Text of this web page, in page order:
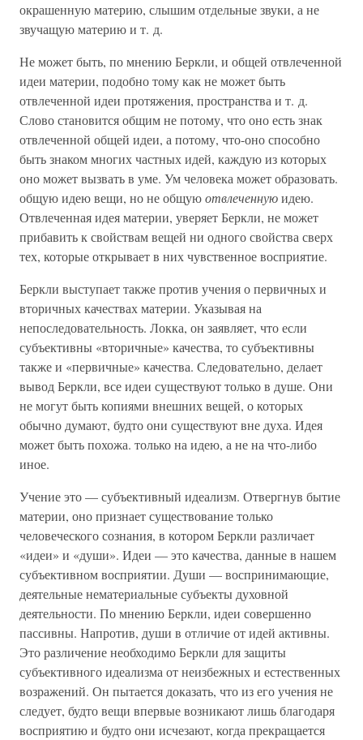
окрашенную материю, слышим отдельные звуки, а не
звучащую материю и т. д.
Не может быть, по мнению Беркли, и общей отвлеченной
идеи материи, подобно тому как не может быть
отвлеченной идеи протяжения, пространства и т. д.
Слово становится общим не потому, что оно есть знак
отвлеченной общей идеи, а потому, что-оно способно
быть знаком многих частных идей, каждую из которых
оно может вызвать в уме. Ум человека может образовать.
общую идею вещи, но не общуюотвлеченнуюидею.
Отвлеченная идея материи, уверяет Беркли, не может
прибавить к свойствам вещей ни одного свойства сверх
тех, которые открывает в них чувственное восприятие.
Беркли выступает также против учения о первичных и
вторичных качествах материи. Указывая на
непоследовательность. Локка, он заявляет, что если
субъективны «вторичные» качества, то субъективны
также и «первичные» качества. Следовательно, делает
вывод Беркли, все идеи существуют только в душе. Они
не могут быть копиями внешних вещей, о которых
обычно думают, будто они существуют вне духа. Идея
может быть похожа. только на идею, а не на что-либо
иное.
Учение это — субъективный идеализм. Отвергнув бытие
материи, оно признает существование только
человеческого сознания, в котором Беркли различает
«идеи» и «души». Идеи — это качества, данные в нашем
субъективном восприятии. Души — воспринимающие,
деятельные нематериальные субъекты духовной
деятельности. По мнению Беркли, идеи совершенно
пассивны. Напротив, души в отличие от идей активны.
Это различение необходимо Беркли для защиты
субъективного идеализма от неизбежных и естественных
возражений. Он пытается доказать, что из его учения не
следует, будто вещи впервые возникают лишь благодаря
восприятию и будто они исчезают, когда прекращается